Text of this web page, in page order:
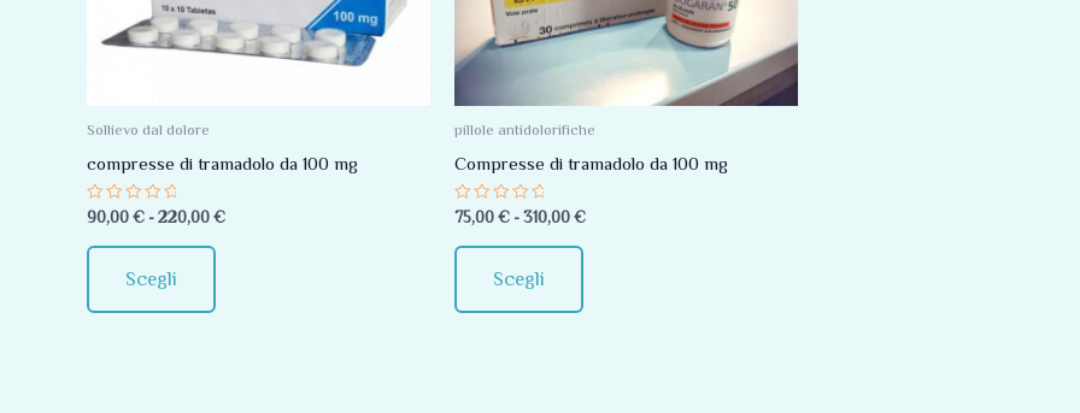
Sollievo dal dolore
compresse di tramadolo da 100 mg
Valutato
0
su
5
90,00 € - 220,00 €
Scegli
Le
opzioni
scelte
pagina
del
pillole antidolorifiche
Compresse di tramadolo da 100 mg
Valutato
0
su
5
75,00 € - 310,00 €
Scegli
Le
essere
scelte
pagina
del